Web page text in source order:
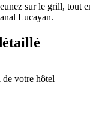
sur le grill, tout
Lucayan.
votre hôtel